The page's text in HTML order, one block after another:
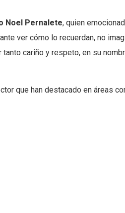
Noel Pernalete, quien
ver cómo lo recuerdan, no
cariño y respeto, en su
que han destacado en áreas